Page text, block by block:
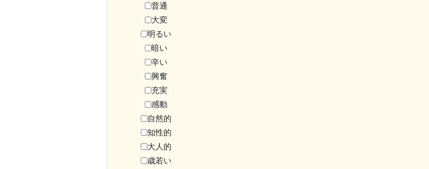
普通
大変
明るい
暗い
辛い
興奮
充実
感動
自然的
知性的
大人的
歳若い